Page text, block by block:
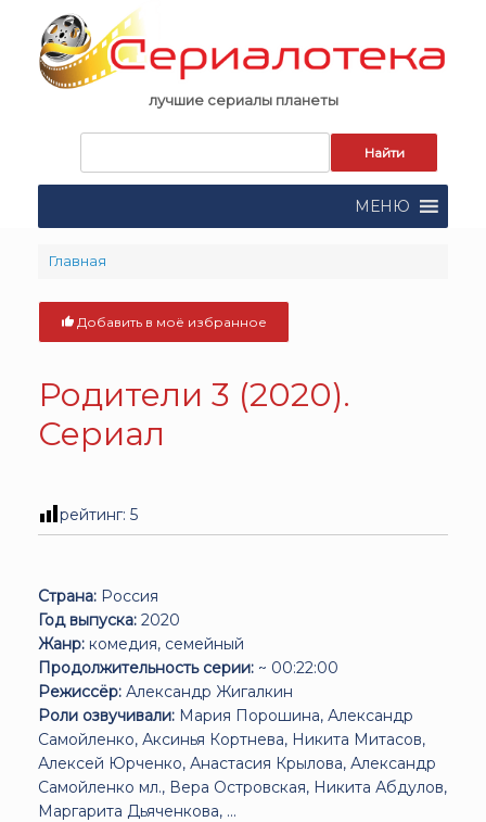
content
лучшие сериалы планеты
поиска:
МЕНЮ
Главная
Добавить в моё избранное
Родители 3 (2020).
Сериал
рейтинг: 5
Страна: Россия
Год выпуска: 2020
Жанр: комедия, семейный
Продолжительность серии: ~ 00:22:00
Режиссёр: Александр Жигалкин
Роли озвучивали: Мария Порошина, Александр
Самойленко, Аксинья Кортнева, Никита Митасов,
Алексей Юрченко, Анастасия Крылова, Александр
Самойленко мл., Вера Островская, Никита Абдулов,
Маргарита Дьяченкова, ...